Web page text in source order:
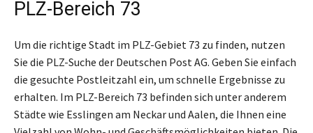
PLZ-Bereich 73
Um die richtige Stadt im PLZ-Gebiet 73 zu finden, nutzen
Sie die PLZ-Suche der Deutschen Post AG. Geben Sie einfach
die gesuchte Postleitzahl ein, um schnelle Ergebnisse zu
erhalten. Im PLZ-Bereich 73 befinden sich unter anderem
Städte wie Esslingen am Neckar und Aalen, die Ihnen eine